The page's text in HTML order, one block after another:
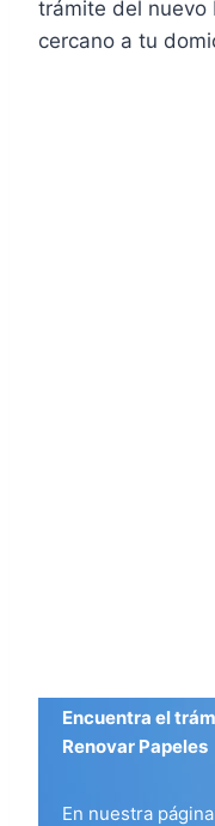
trámite del nuevo
cercano a tu
Encuentra el
Renovar Papeles
En nuestra